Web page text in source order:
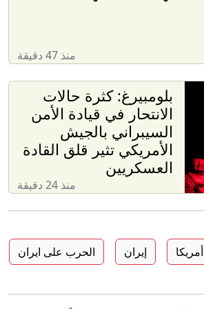
منذ 47 دقيقة
بلومبيرغ: كثرة حالات
الانتحار في قيادة الأمن
السيبراني بالجيش
الأمريكي تثير قلق القادة
العسكريين
منذ 24 دقيقة
أمريكا إيران الحرب على ايران